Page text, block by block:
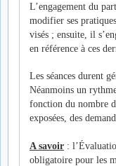
L’engagement du
modifier ses
visés ; ensuite, il
en référence à ces
Les séances durent
Néanmoins un
fonction du nombre
exposées, des
A savoir :
obligatoire pour les